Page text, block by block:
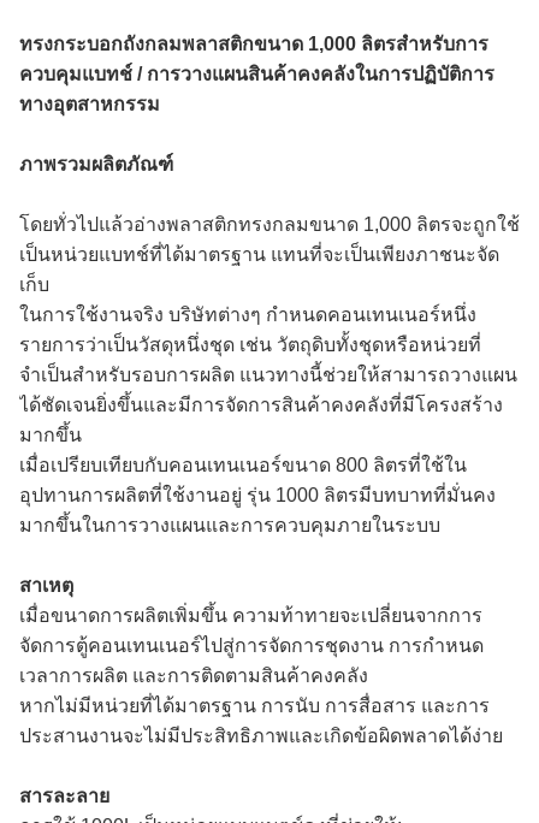
ทรงกระบอกถังกลมพลาสติกขนาด 1,000 ลิตรสำหรับการ
ควบคุมแบทช์ / การวางแผนสินค้าคงคลังในการปฏิบัติการ
ทางอุตสาหกรรม
ภาพรวมผลิตภัณฑ์
โดยทั่วไปแล้วอ่างพลาสติกทรงกลมขนาด 1,000 ลิตรจะถูกใช้
เป็นหน่วยแบทช์ที่ได้มาตรฐาน แทนที่จะเป็นเพียงภาชนะจัด
เก็บ
ในการใช้งานจริง บริษัทต่างๆ กำหนดคอนเทนเนอร์หนึ่ง
รายการว่าเป็นวัสดุหนึ่งชุด เช่น วัตถุดิบทั้งชุดหรือหน่วยที่
จำเป็นสำหรับรอบการผลิต แนวทางนี้ช่วยให้สามารถวางแผน
ได้ชัดเจนยิ่งขึ้นและมีการจัดการสินค้าคงคลังที่มีโครงสร้าง
มากขึ้น
เมื่อเปรียบเทียบกับคอนเทนเนอร์ขนาด 800 ลิตรที่ใช้ใน
อุปทานการผลิตที่ใช้งานอยู่ รุ่น 1000 ลิตรมีบทบาทที่มั่นคง
มากขึ้นในการวางแผนและการควบคุมภายในระบบ
สาเหตุ
เมื่อขนาดการผลิตเพิ่มขึ้น ความท้าทายจะเปลี่ยนจากการ
จัดการตู้คอนเทนเนอร์ไปสู่การจัดการชุดงาน การกำหนด
เวลาการผลิต และการติดตามสินค้าคงคลัง
หากไม่มีหน่วยที่ได้มาตรฐาน การนับ การสื่อสาร และการ
ประสานงานจะไม่มีประสิทธิภาพและเกิดข้อผิดพลาดได้ง่าย
สารละลาย